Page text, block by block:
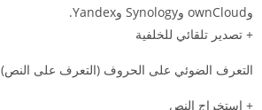
وownCloud وSynology وYandex.
+ تصدير تلقائي للخلفية
التعرف الضوئي على الحروف (التعرف على
+ استخراج النص